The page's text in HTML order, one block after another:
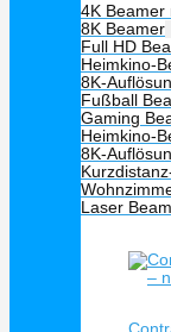
4K Beamer
8K Beamer
Full HD
Heimkino-
8K-
Fußball
Gaming
Heimkino-
8K-
Laser